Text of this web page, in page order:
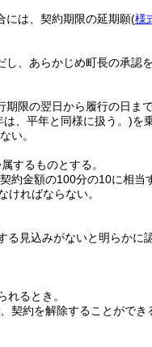
には、契約期限の延期願(様
し、あらかじめ町長の承認
限の翌日から履行の日ま
は、平年と同様に扱う。)を
い。
するものとする。
約金額の100分の10に相当
ければならない。
見込みがないと明らかに
るとき。
契約を解除することができ